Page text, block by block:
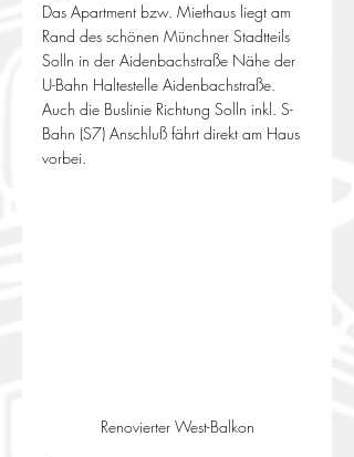
Das Apartment bzw. Miethaus liegt am
Rand des schönen Münchner Stadtteils
Solln in der Aidenbachstraße Nähe der
U-Bahn Haltestelle Aidenbachstraße.
Auch die Buslinie Richtung Solln inkl. S-
Bahn (S7) Anschluß fährt direkt am Haus
vorbei.
Renovierter West-Balkon